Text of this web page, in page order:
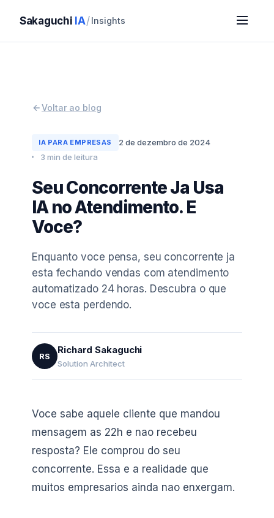
Sakaguchi IA/Insights
Voltar ao blog
IA PARA EMPRESAS
2 de dezembro de 2024
3 min de leitura
Seu Concorrente Ja Usa
IA no Atendimento. E
Voce?
Enquanto voce pensa, seu concorrente ja
esta fechando vendas com atendimento
automatizado 24 horas. Descubra o que
voce esta perdendo.
RS
Richard Sakaguchi
Solution Architect
Voce sabe aquele cliente que mandou
mensagem as 22h e nao recebeu
resposta? Ele comprou do seu
concorrente. Essa e a realidade que
muitos empresarios ainda nao enxergam.